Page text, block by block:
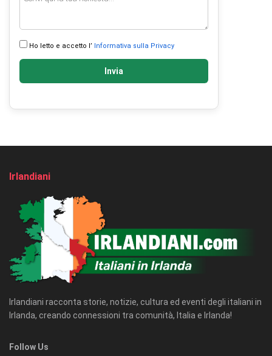
Ho letto e accetto l’ Informativa sulla Privacy
Invia
Irlandiani
Irlandiani racconta storie, notizie, cultura ed eventi degli italiani in
Irlanda, creando connessioni tra comunità, Italia e Irlanda!
Follow Us